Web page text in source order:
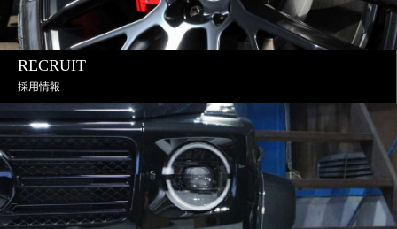
RECRUIT
採用情報